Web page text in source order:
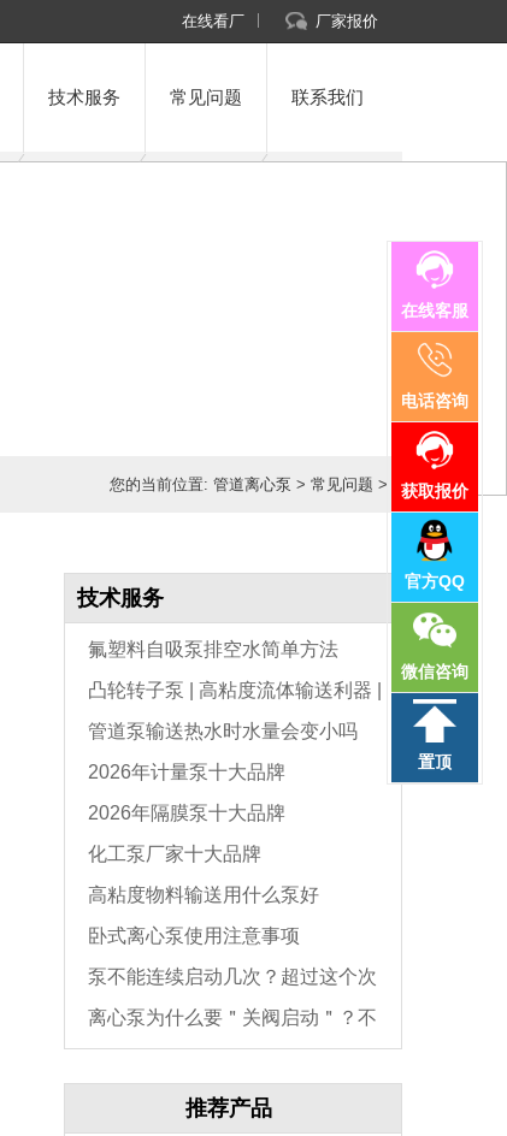
在线看厂 厂家报价
技术服务 常见问题 联系我们
在线客服
电话咨询
获取报价
官方QQ
微信咨询
置顶
您的当前位置:管道离心泵 >常见问题 >
技术服务
氟塑料自吸泵排空水简单方法
凸轮转子泵 | 高粘度流体输送利器 |
选型与维护全指南
管道泵输送热水时水量会变小吗
2026年计量泵十大品牌
2026年隔膜泵十大品牌
化工泵厂家十大品牌
高粘度物料输送用什么泵好
卧式离心泵使用注意事项
泵不能连续启动几次？超过这个次
数，电机必坏
离心泵为什么要＂关阀启动＂？不
推荐产品